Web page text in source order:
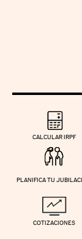
CALCULAR IRPF
PLANIFICA TU
COTIZACIONES